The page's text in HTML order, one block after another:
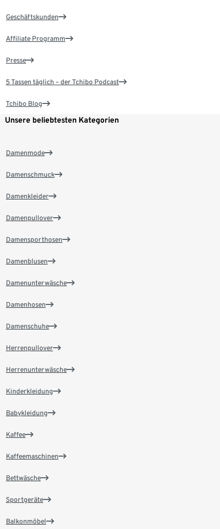
Geschäftskunden
Affiliate Programm
Presse
5 Tassen täglich – der Tchibo Podcast
Tchibo Blog
Unsere beliebtesten Kategorien
Damenmode
Damenschmuck
Damenkleider
Damenpullover
Damensporthosen
Damenblusen
Damenunterwäsche
Damenhosen
Damenschuhe
Herrenpullover
Herrenunterwäsche
Kinderkleidung
Babykleidung
Kaffee
Kaffeemaschinen
Bettwäsche
Sportgeräte
Balkonmöbel